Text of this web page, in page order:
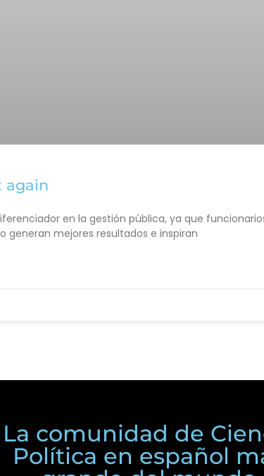
again
en la gestión pública, ya que
mejores resultados e inspiran
La comunidad de
Política en español